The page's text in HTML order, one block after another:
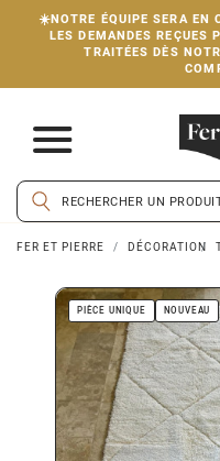
☀️NOTRE ÉQUIPE SERA EN
LES DEMANDES REÇUES
TRAITÉES DÈS
FER ET PIERRE DÉCORATION
PIÈCE UNIQUE NOUVEAU